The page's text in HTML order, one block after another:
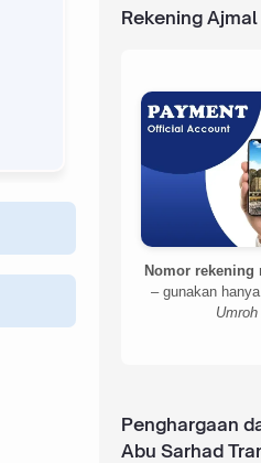
Rekening
Nomor rekening
– gunakan
Penghargaan
Abu Sarhad